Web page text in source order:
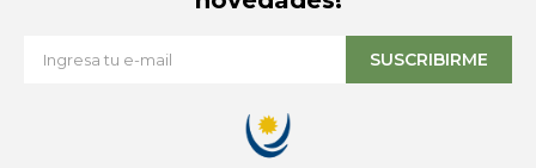
SUSCRIBIRME